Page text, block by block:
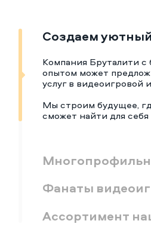
Создаем
Компания Бруталити с
опытом может
услуг в видеоигровой
Мы строим будущее,
сможет найти для
Фанаты
Ассортимент